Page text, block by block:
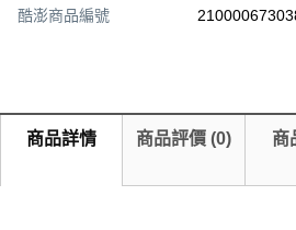
酷澎商品編號
商品詳情 商品評價 (0) 商